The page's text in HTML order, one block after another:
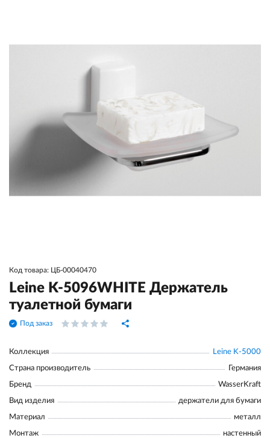
Код товара: ЦБ-00040470
Leine K-5096WHITE Держатель
туалетной бумаги
Под заказ
Коллекция Leine K-5000
Страна производитель Германия
Бренд WasserKraft
Вид изделия держатели для бумаги
Материал металл
Монтаж настенный